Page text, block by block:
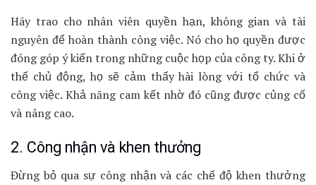
Hãy trao cho nhân viên quyền hạn, không gian và tài
nguyên để hoàn thành công việc. Nó cho họ quyền được
đóng góp ý kiến trong những cuộc họp của công ty. Khi ở
thế chủ động, họ sẽ cảm thấy hài lòng với tổ chức và
công việc. Khả năng cam kết nhờ đó cũng được củng cố
và nâng cao.
2. Công nhận và khen thưởng
Đừng bỏ qua sự công nhận và các chế độ khen thưởng